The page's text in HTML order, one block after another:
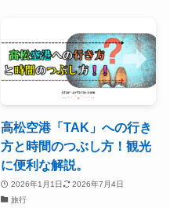
高松空港「TAK」への行き
方と時間のつぶし方！観光
に便利な解説。
2026年1月1日
2026年7月4日
旅行